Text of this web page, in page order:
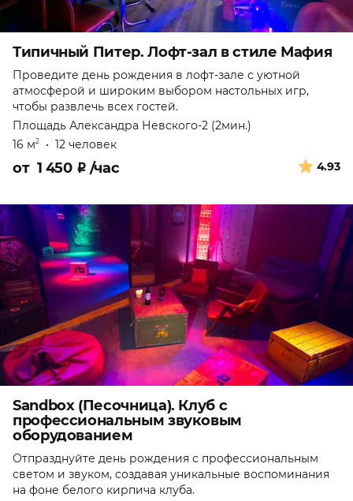
Типичный Питер. Лофт-зал в стиле Мафия
Проведите день рождения в лофт-зале с уютной
атмосферой и широким выбором настольных игр,
чтобы развлечь всех гостей.
Площадь Александра Невского-2 (2мин.)
16 м2 • 12 человек
4.93
от 1 450 ₽ /час
Sandbox (Песочница). Клуб с
профессиональным звуковым
оборудованием
Отпразднуйте день рождения с профессиональным
светом и звуком, создавая уникальные воспоминания
на фоне белого кирпича клуба.